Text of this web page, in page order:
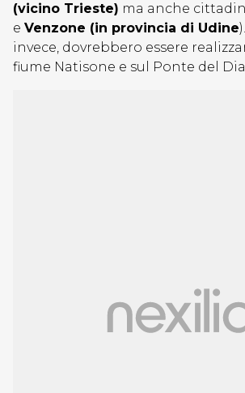
(vicino Trieste) ma anche
e Venzone (in provincia di Udine
invece, dovrebbero essere
fiume Natisone e sul Ponte del